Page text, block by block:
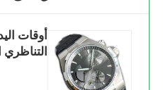
أوقات
التناظري